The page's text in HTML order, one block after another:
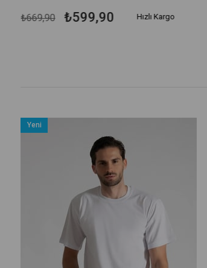
₺599,90
₺669,90 Hızlı Kargo
Yeni